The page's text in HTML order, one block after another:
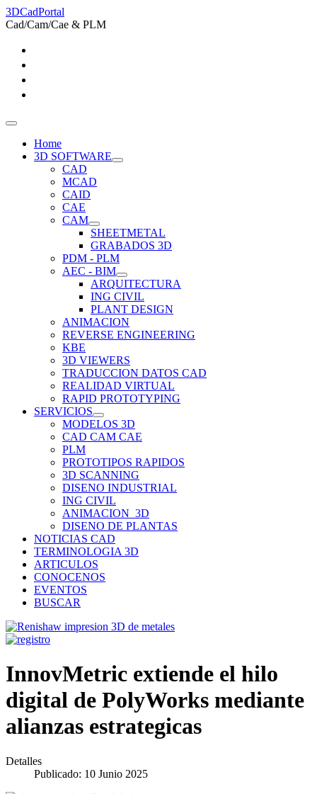
3DCadPortal
Cad/Cam/Cae & PLM
Home
3D SOFTWARE
CAD
MCAD
CAID
CAE
CAM
SHEETMETAL
GRABADOS 3D
PDM - PLM
AEC - BIM
ARQUITECTURA
ING CIVIL
PLANT DESIGN
ANIMACION
REVERSE ENGINEERING
KBE
3D VIEWERS
TRADUCCION DATOS CAD
REALIDAD VIRTUAL
RAPID PROTOTYPING
SERVICIOS
MODELOS 3D
CAD CAM CAE
PLM
PROTOTIPOS RAPIDOS
3D SCANNING
DISENO INDUSTRIAL
ING CIVIL
ANIMACION_3D
DISENO DE PLANTAS
NOTICIAS CAD
TERMINOLOGIA 3D
ARTICULOS
CONOCENOS
EVENTOS
BUSCAR
InnovMetric extiende el hilo
digital de PolyWorks mediante
alianzas estrategicas
Detalles
Publicado: 10 Junio 2025